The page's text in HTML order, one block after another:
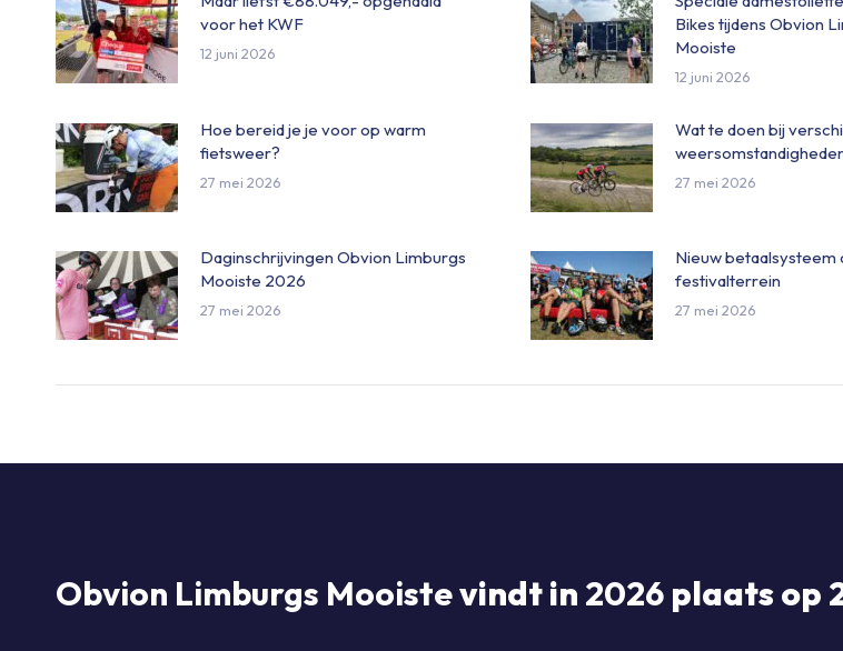
voor het KWF
12 juni 2026
Bikes tijdens Obvion
Mooiste
12 juni 2026
Hoe bereid je je voor op warm
fietsweer?
27 mei 2026
Wat te doen bij
27 mei 2026
Daginschrijvingen Obvion Limburgs
Mooiste 2026
27 mei 2026
Nieuw betaalsysteem
festivalterrein
27 mei 2026
Obvion Limburgs Mooistevindt in 2026 plaats op